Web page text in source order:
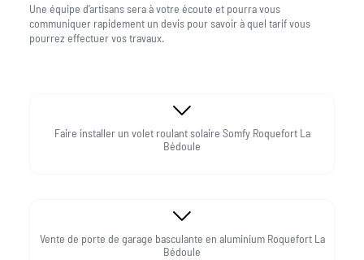
Une équipe d’artisans sera à votre écoute et pourra vous
communiquer rapidement un devis pour savoir à quel tarif vous
pourrez effectuer vos travaux.
Faire installer un volet roulant solaire Somfy Roquefort La
Bédoule
Vente de porte de garage basculante en aluminium Roquefort La
Bédoule